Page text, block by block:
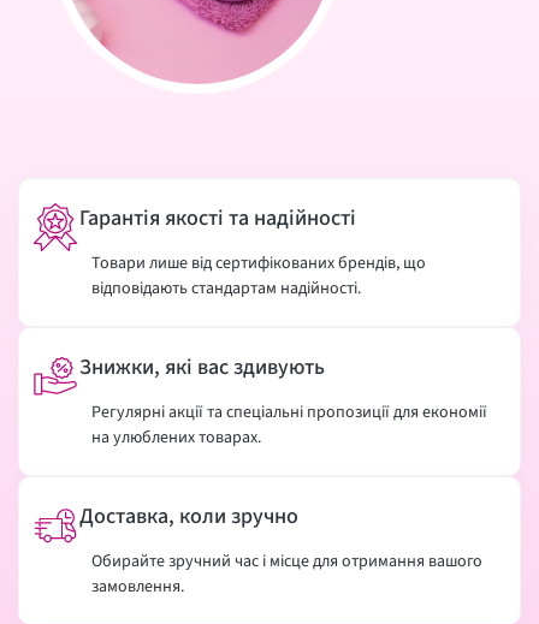
Гарантія якості та надійності
Товари лише від сертифікованих брендів, що
відповідають стандартам надійності.
Знижки, які вас здивують
Регулярні акції та спеціальні пропозиції для економії
на улюблених товарах.
Доставка, коли зручно
Обирайте зручний час і місце для отримання вашого
замовлення.